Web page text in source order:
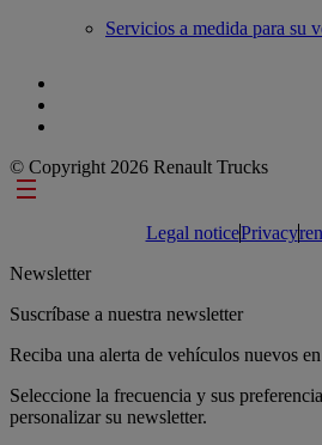
Servicios a medida para su
© Copyright 2026 Renault Trucks
Footer links
Legal noticePrivacy
Newsletter
Suscríbase a nuestra newsletter
Reciba una alerta de vehículos nuevos
Seleccione la frecuencia y sus
personalizar su newsletter.